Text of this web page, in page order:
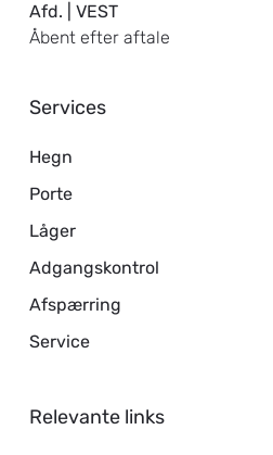
Afd. | VEST
Åbent efter aftale
Services
Hegn
Porte
Låger
Adgangskontrol
Afspærring
Service
Relevante links